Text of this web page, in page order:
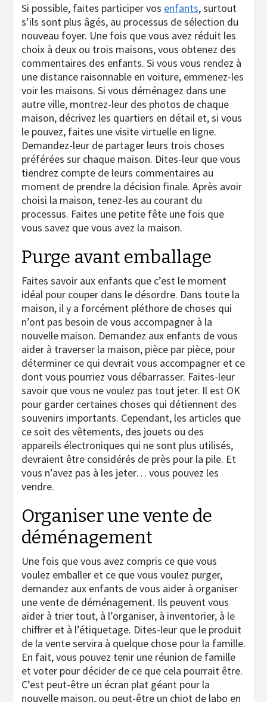
Si possible, faites participer vos enfants, surtout
s’ils sont plus âgés, au processus de sélection du
nouveau foyer. Une fois que vous avez réduit les
choix à deux ou trois maisons, vous obtenez des
commentaires des enfants. Si vous vous rendez à
une distance raisonnable en voiture, emmenez-les
voir les maisons. Si vous déménagez dans une
autre ville, montrez-leur des photos de chaque
maison, décrivez les quartiers en détail et, si vous
le pouvez, faites une visite virtuelle en ligne.
Demandez-leur de partager leurs trois choses
préférées sur chaque maison. Dites-leur que vous
tiendrez compte de leurs commentaires au
moment de prendre la décision finale. Après avoir
choisi la maison, tenez-les au courant du
processus. Faites une petite fête une fois que
vous savez que vous avez la maison.
Purge avant emballage
Faites savoir aux enfants que c’est le moment
idéal pour couper dans le désordre. Dans toute la
maison, il y a forcément pléthore de choses qui
n’ont pas besoin de vous accompagner à la
nouvelle maison. Demandez aux enfants de vous
aider à traverser la maison, pièce par pièce, pour
déterminer ce qui devrait vous accompagner et ce
dont vous pourriez vous débarrasser. Faites-leur
savoir que vous ne voulez pas tout jeter. Il est OK
pour garder certaines choses qui détiennent des
souvenirs importants. Cependant, les articles que
ce soit des vêtements, des jouets ou des
appareils électroniques qui ne sont plus utilisés,
devraient être considérés de près pour la pile. Et
vous n’avez pas à les jeter… vous pouvez les
vendre.
Organiser une vente de
déménagement
Une fois que vous avez compris ce que vous
voulez emballer et ce que vous voulez purger,
demandez aux enfants de vous aider à organiser
une vente de déménagement. Ils peuvent vous
aider à trier tout, à l’organiser, à inventorier, à le
chiffrer et à l’étiquetage. Dites-leur que le produit
de la vente servira à quelque chose pour la famille.
En fait, vous pouvez tenir une réunion de famille
et voter pour décider de ce que cela pourrait être.
C’est peut-être un écran plat géant pour la
nouvelle maison, ou peut-être un chiot de labo en